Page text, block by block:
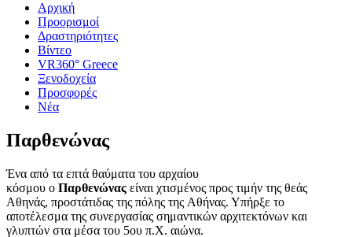
Αρχική
Προορισμοί
Δραστηριότητες
Βίντεο
VR360° Greece
Ξενοδοχεία
Προσφορές
Νέα
Παρθενώνας
Ένα από τα επτά θαύματα του αρχαίου
κόσμου ο Παρθενώνας είναι χτισμένος προς τιμήν της θεάς
Αθηνάς, προστάτιδας της πόλης της Αθήνας. Υπήρξε το
αποτέλεσμα της συνεργασίας σημαντικών αρχιτεκτόνων και
γλυπτών στα μέσα του 5ου π.Χ. αιώνα.